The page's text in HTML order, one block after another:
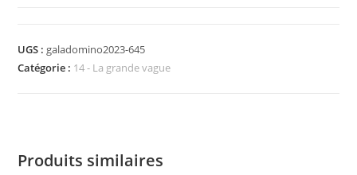
UGS : galadomino2023-645
Catégorie : 14 - La grande vague
Produits similaires